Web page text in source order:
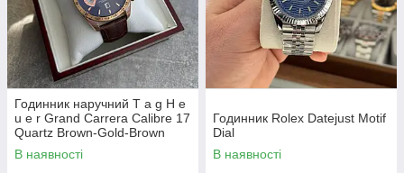
Годинник наручний T a g H e
u e r Grand Carrera Calibre 17
Quartz Brown-Gold-Brown
В наявності
Годинник Rolex Datejust Motif
Dial
В наявності